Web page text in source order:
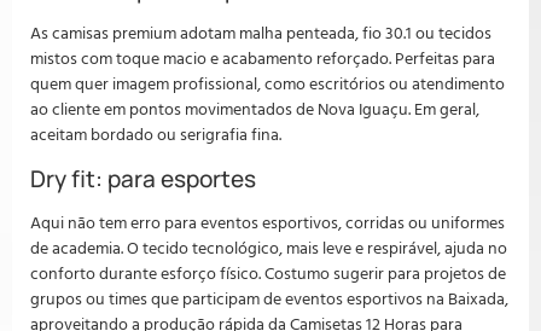
As camisas premium adotam malha penteada, fio 30.1 ou tecidos
mistos com toque macio e acabamento reforçado. Perfeitas para
quem quer imagem profissional, como escritórios ou atendimento
ao cliente em pontos movimentados de Nova Iguaçu. Em geral,
aceitam bordado ou serigrafia fina.
Dry fit: para esportes
Aqui não tem erro para eventos esportivos, corridas ou uniformes
de academia. O tecido tecnológico, mais leve e respirável, ajuda no
conforto durante esforço físico. Costumo sugerir para projetos de
grupos ou times que participam de eventos esportivos na Baixada,
aproveitando a produção rápida da Camisetas 12 Horas para